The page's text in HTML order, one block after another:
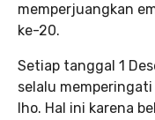
memperjuangkan
ke-20.
Setiap tanggal 1
selalu memperingati
lho. Hal ini karena